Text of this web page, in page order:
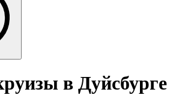
в Дуйсбурге